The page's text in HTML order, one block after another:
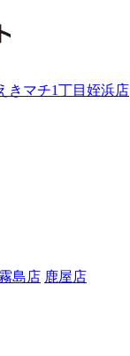
きマチ1丁目姪浜店
島店 鹿屋店